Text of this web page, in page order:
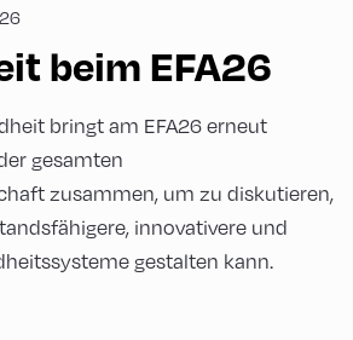
beim EFA26
bringt am EFA26 erneut
gesamten
zusammen, um zu diskutieren,
innovativere und
gestalten kann.